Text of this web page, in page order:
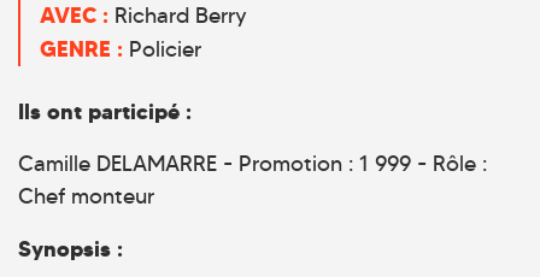
AVEC : Richard Berry
GENRE : Policier
Ils ont participé :
Camille DELAMARRE - Promotion : 1 999 - Rôle :
Chef monteur
Synopsis :